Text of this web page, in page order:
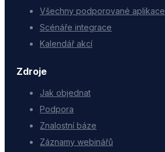
Všechny podporované aplikace
Scénáře integrace
Kalendář akcí
Zdroje
Jak objednat
Podpora
Znalostní báze
Záznamy webinářů